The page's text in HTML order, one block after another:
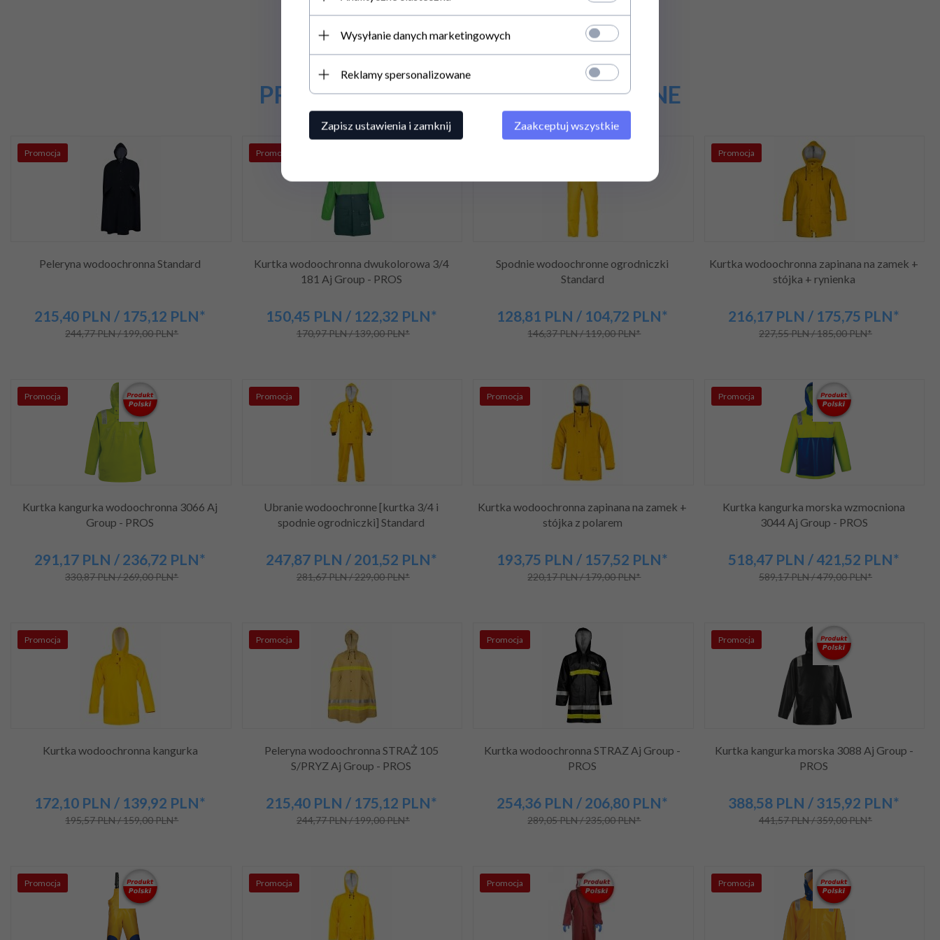
PRODUKTY POWIĄZANE / PODOBNE
Promocja
Peleryna wodoochronna Standard
215,40 PLN/ 175,12 PLN*
244,77 PLN / 199,00 PLN*
Promocja
Kurtka wodoochronna dwukolorowa 3/4
181 Aj Group - PROS
150,45 PLN / 122,32 PLN*
170,97 PLN / 139,00 PLN*
Spodnie wodoochronne ogrodniczki
Standard
128,81 PLN/ 104,72 PLN*
146,37 PLN / 119,00 PLN*
Promocja
Kurtka wodoochronna zapinana na zamek +
stójka + rynienka
216,17 PLN/ 175,75 PLN*
227,55 PLN / 185,00 PLN*
Promocja
Kurtka kangurka wodoochronna 3066 Aj
Group - PROS
291,17 PLN/ 236,72 PLN*
330,87 PLN / 269,00 PLN*
Promocja
Ubranie wodoochronne [kurtka 3/4 i
spodnie ogrodniczki] Standard
247,87PLN / 201,52 PLN*
281,67 PLN / 229,00 PLN*
Promocja
Kurtka wodoochronna zapinana na zamek +
stójka z polarem
193,75 PLN/ 157,52 PLN*
220,17 PLN / 179,00 PLN*
Promocja
Kurtka kangurka morska wzmocniona
3044 Aj Group - PROS
518,47 PLN/ 421,52 PLN*
589,17 PLN / 479,00 PLN*
Promocja
Kurtka wodoochronna kangurka
172,10 PLN/ 139,92 PLN*
195,57 PLN / 159,00 PLN*
Promocja
Peleryna wodoochronna STRAŻ 105
S/PRYZ Aj Group - PROS
215,40PLN / 175,12 PLN*
244,77 PLN / 199,00 PLN*
Promocja
Kurtka wodoochronna STRAZ Aj Group -
PROS
254,36 PLN/ 206,80 PLN*
289,05 PLN / 235,00 PLN*
Promocja
Kurtka kangurka morska 3088 Aj Group -
PROS
388,58 PLN/ 315,92 PLN*
441,57 PLN / 359,00 PLN*
Promocja Promocja Promocja Promocja
Wysyłanie danych marketingowych
Reklamy spersonalizowane
Zapisz ustawienia i zamknij Zaakceptuj wszystkie